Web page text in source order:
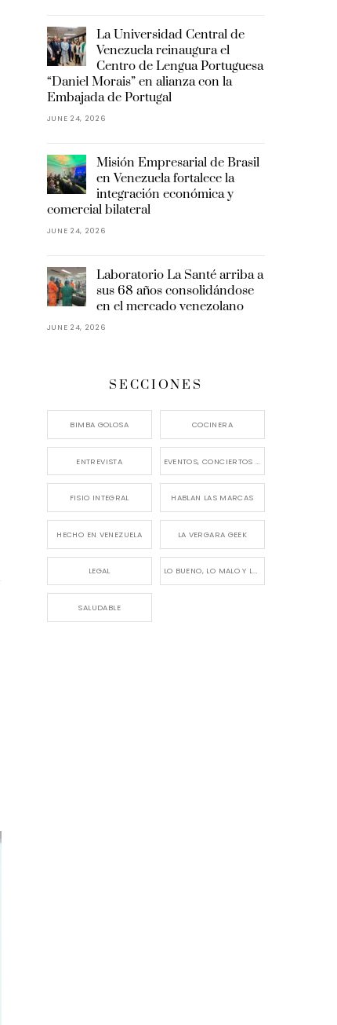
La Universidad Central de
Venezuela reinaugura el
Centro de Lengua Portuguesa
“Daniel Morais” en alianza con la
Embajada de Portugal
JUNE 24, 2026
Misión Empresarial de Brasil
en Venezuela fortalece la
integración económica y
comercial bilateral
JUNE 24, 2026
Laboratorio La Santé arriba a
sus 68 años consolidándose
en el mercado venezolano
JUNE 24, 2026
SECCIONES
BIMBA GOLOSA COCINERA
ENTREVISTA
FISIO INTEGRAL HABLAN LAS MARCAS
HECHO EN VENEZUELA LA VERGARA GEEK
LEGAL LO BUENO, LO MALO Y LO FEO
SALUDABLE